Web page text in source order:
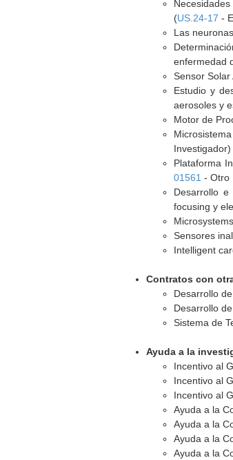
(US.24-17 -
Las
enfermedad
Sensor
Estudio y
aerosoles y
Motor de
Investigador)
Plataforma
01561 - Otro
Desarrollo
focusing y
Sensores
Intelligent
Contratos con
Desarrollo
Desarrollo
Sistema de
Ayuda a la
Incentivo al
Incentivo al
Incentivo al
Ayuda a la
Ayuda a la
Ayuda a la
Ayuda a la